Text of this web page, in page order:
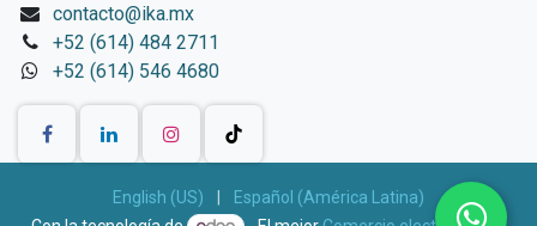
contacto@ika.mx
+52 (614) 484 2711
+52 (614) 546 4680
English (US)
Español (América Latina)